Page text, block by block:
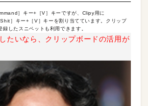
］キー+［V］キーですが、Clipy用に
］キー+［V］キーを割り当てています。クリップ
したスニペットも利用できます。
たいなら、クリップボードの活用が